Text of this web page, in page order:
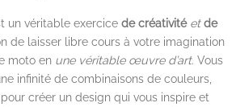
un véritable exercice de créativité etde
de laisser libre cours à votre imagination
moto en une véritable œuvre d’art. Vous
infinité de combinaisons de couleurs,
créer un design qui vous inspire et